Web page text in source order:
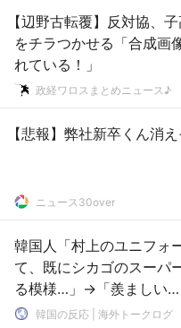
【辺野古転覆】反対協、
をチラつかせる「合成画
れている！」
政経ワロスまとめニュース♪
【悲報】弊社新卒くん消え
ニュース30over
韓国人「村上のユニフォ
て、既にシカゴのスーパ
る模様…」→「羨ましい…
の反応韓国の反応 | 海外トークログ